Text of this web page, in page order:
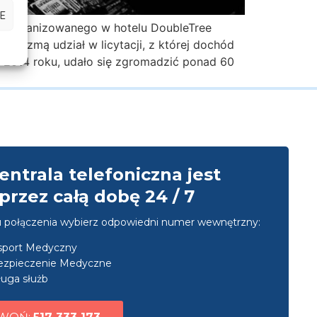
organizowanego w hotelu DoubleTree
wezmą udział w licytacji, z której dochód
roku, udało się zgromadzić ponad 60
telefoniczna jest
całą dobę 24 / 7
połączenia wybierz odpowiedni numer wewnętrzny:
Medyczny
Medyczne
służb